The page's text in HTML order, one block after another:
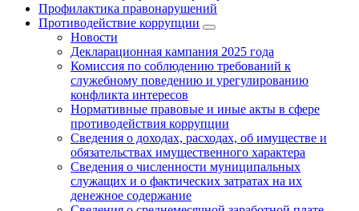
Профилактика правонарушений
Противодействие коррупции
Новости
Декларационная кампания 2025 года
Комиссия по соблюдению требований к
служебному поведению и урегулированию
конфликта интересов
Нормативные правовые и иные акты в сфере
противодействия коррупции
Сведения о доходах, расходах, об имуществе и
обязательствах имущественного характера
Сведения о численности муниципальных
служащих и о фактических затратах на их
денежное содержание